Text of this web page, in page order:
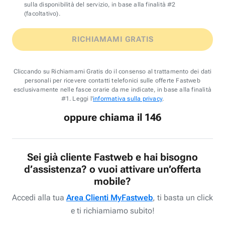
sulla disponibilità del servizio, in base alla finalità #2
(facoltativo).
RICHIAMAMI GRATIS
Cliccando su Richiamami Gratis do il consenso al trattamento dei dati
personali per ricevere contatti telefonici sulle offerte Fastweb
esclusivamente nelle fasce orarie da me indicate, in base alla finalità
#1. Leggi l'informativa sulla privacy.
oppure chiama il 146
Sei già cliente Fastweb e hai bisogno
d’assistenza? o vuoi attivare un’offerta
mobile?
Accedi alla tua Area Clienti MyFastweb, ti basta un click
e ti richiamiamo subito!